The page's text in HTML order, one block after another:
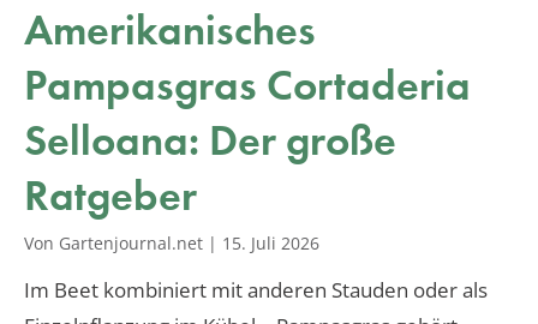
Amerikanisches
Pampasgras Cortaderia
Selloana: Der große
Ratgeber
Von Gartenjournal.net | 15. Juli 2026
Im Beet kombiniert mit anderen Stauden oder als